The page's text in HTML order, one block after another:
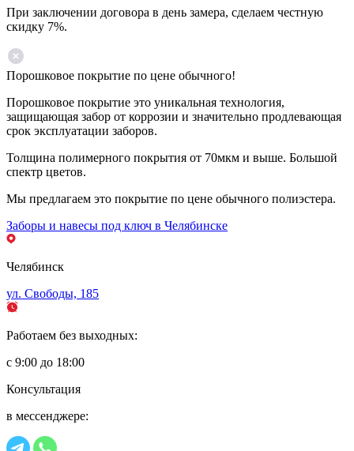
При заключении договора в день замера, сделаем честную
скидку 7%.
Порошковое покрытие по цене обычного!
Порошковое покрытие это уникальная технология,
защищающая забор от коррозии и значительно продлевающая
срок эксплуатации заборов.
Толщина полимерного покрытия от 70мкм и выше. Большой
спектр цветов.
Мы предлагаем это покрытие по цене обычного полиэстера.
Заборы и навесы под ключ в Челябинске
Челябинск
ул. Свободы, 185
Работаем без выходных:
с 9:00 до 18:00
Консультация
в мессенджере: